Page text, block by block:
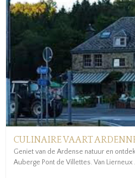
CULINAIRE VAART
Geniet van de Ardense natuur en
Auberge Pont de Villettes. Van Lierneux